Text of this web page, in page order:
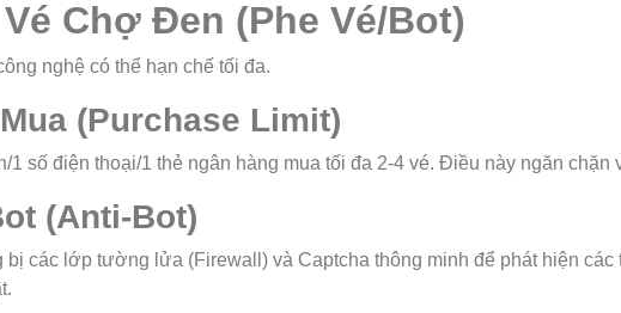
Chợ Đen (Phe Vé/Bot)
nghệ có thể hạn chế tối đa.
(Purchase Limit)
số điện thoại/1 thẻ ngân hàng mua tối đa 2-4 vé. Điều này ngăn chặn
(Anti-Bot)
bị các lớp tường lửa (Firewall) và Captcha thông minh để phát hiện